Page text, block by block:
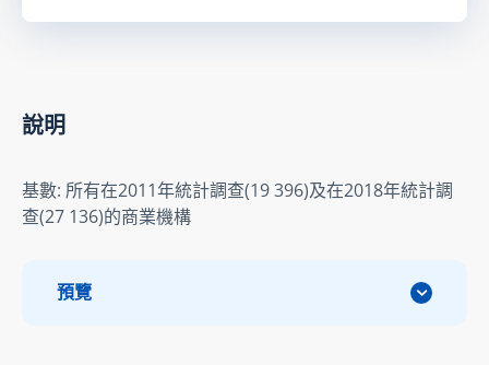
說明
基數: 所有在2011年統計調查(19 396)及在2018年統計調
查(27 136)的商業機構
預覽